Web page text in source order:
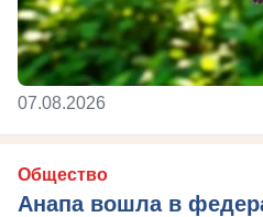
07.08.2026
Общество
Анапа вошла в